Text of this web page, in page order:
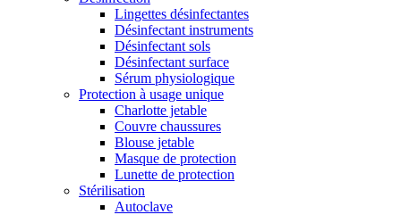
Lingettes désinfectantes
Désinfectant instruments
Désinfectant sols
Désinfectant surface
Sérum physiologique
Protection à usage unique
Charlotte jetable
Couvre chaussures
Blouse jetable
Masque de protection
Lunette de protection
Stérilisation
Autoclave